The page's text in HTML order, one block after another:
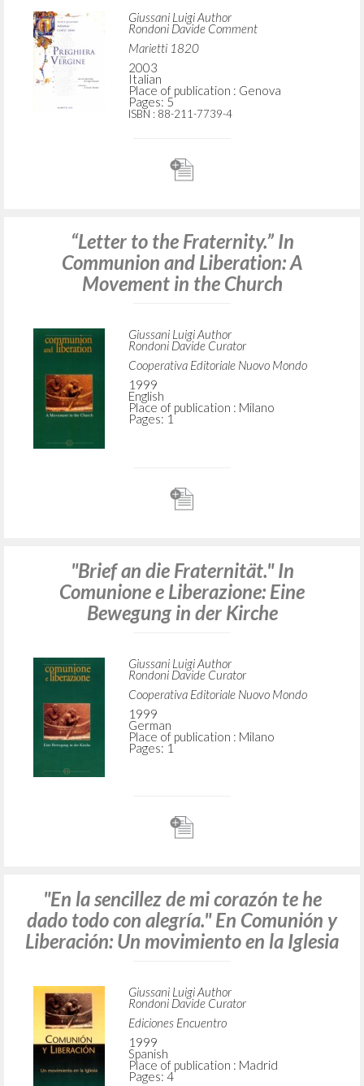
Giussani Luigi Author
Rondoni Davide Comment
Marietti 1820
2003
Italian
Place of publication : Genova
Pages: 5
ISBN : 88-211-7739-4
“Letter to the Fraternity.” In
Communion and Liberation: A
Movement in the Church
Giussani Luigi Author
Rondoni Davide Curator
Cooperativa Editoriale Nuovo Mondo
1999
English
Place of publication : Milano
Pages: 1
"Brief an die Fraternität." In
Comunione e Liberazione: Eine
Bewegung in der Kirche
Giussani Luigi Author
Rondoni Davide Curator
Cooperativa Editoriale Nuovo Mondo
1999
German
Place of publication : Milano
Pages: 1
"En la sencillez de mi corazón te he
dado todo con alegría." En Comunión y
Liberación: Un movimiento en la Iglesia
Giussani Luigi Author
Rondoni Davide Curator
Ediciones Encuentro
1999
Spanish
Place of publication : Madrid
Pages: 4